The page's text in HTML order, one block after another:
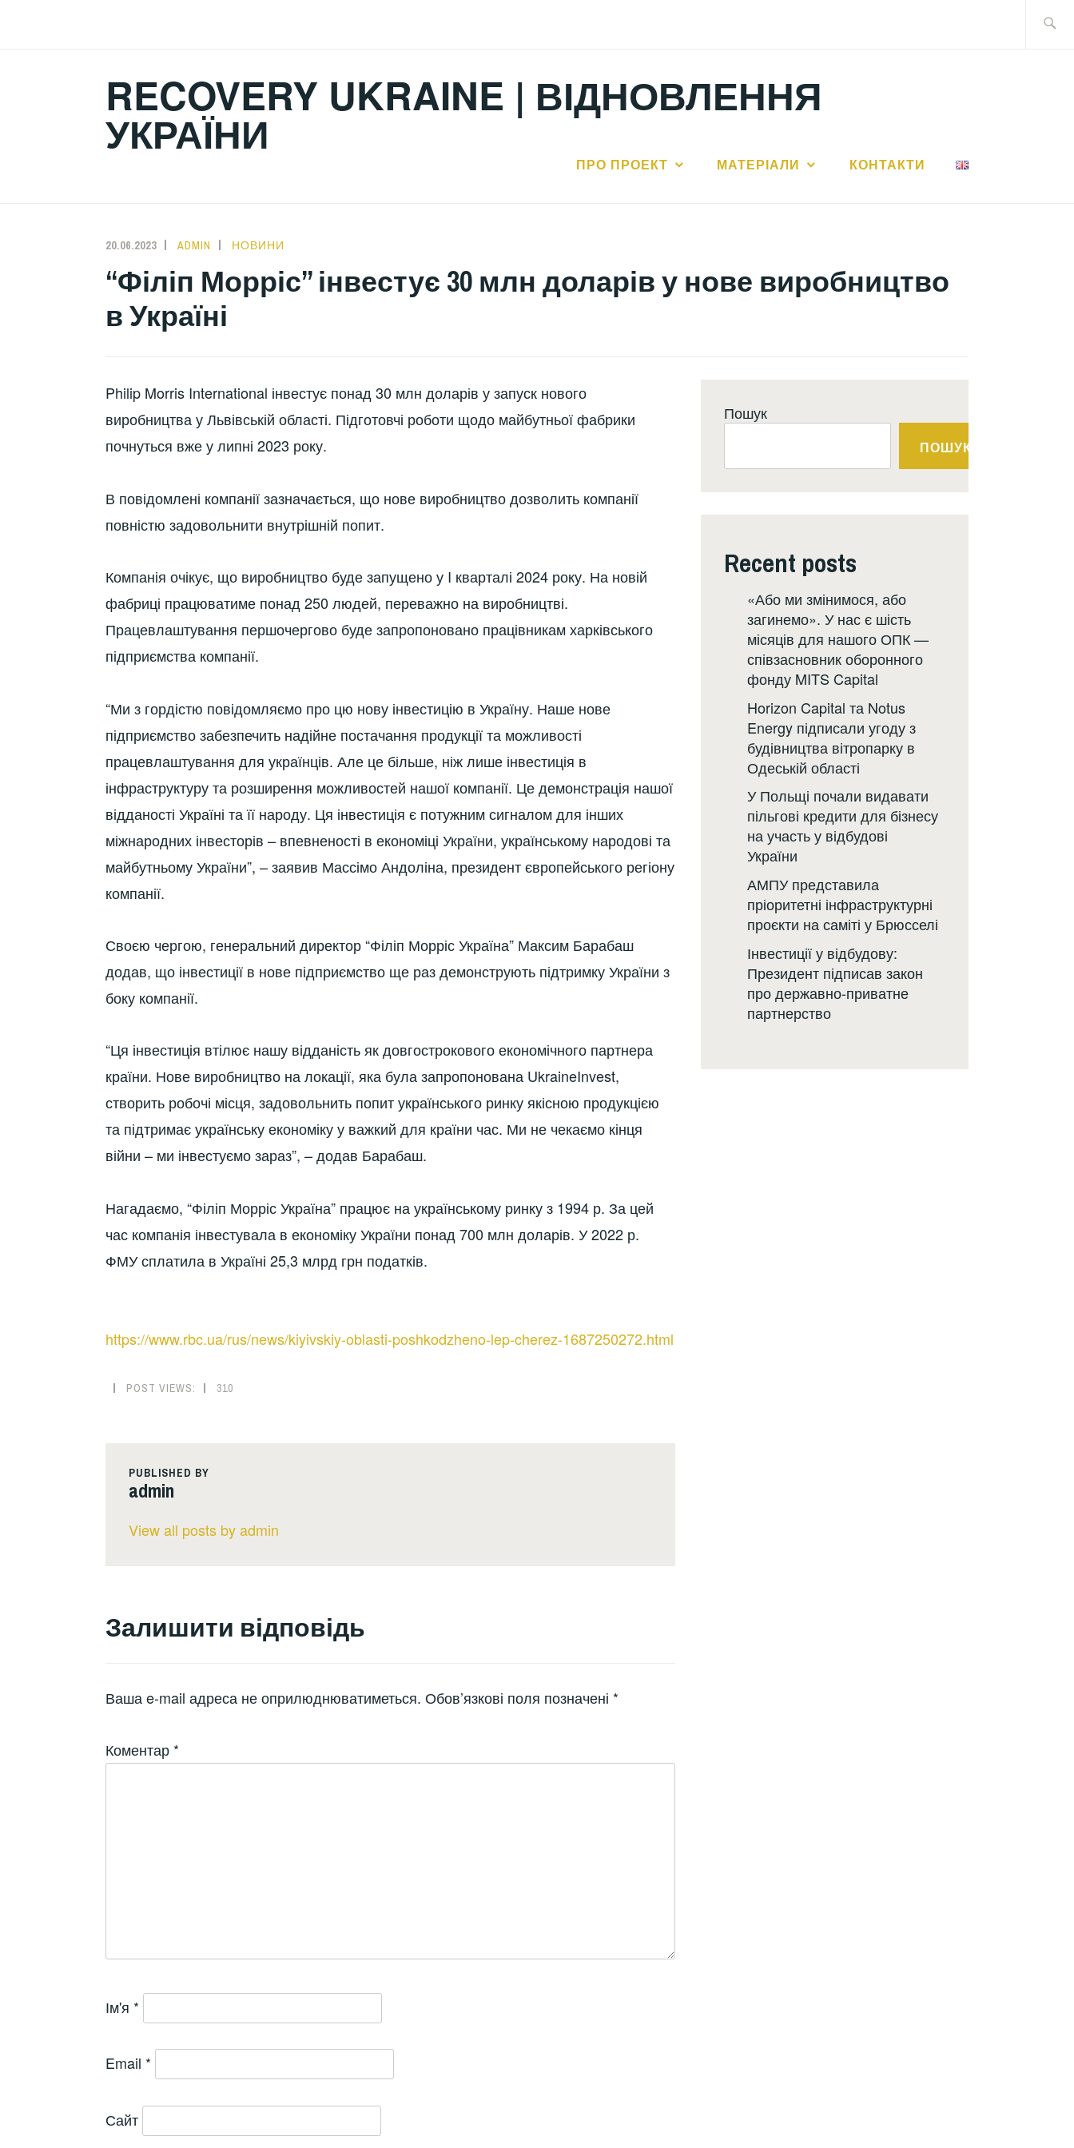
RECOVERY UKRAINE | ВІДНОВЛЕННЯ
УКРАЇНИ
ПРО ПРОЕКТ МАТЕРІАЛИ КОНТАКТИ
20.06.2023 ADMIN НОВИНИ
“Філіп Морріс” інвестує 30 млн доларів у нове виробництво
в Україні
Philip Morris International інвестує понад 30 млн доларів у запуск нового
виробництва у Львівській області. Підготовчі роботи щодо майбутньої фабрики
почнуться вже у липні 2023 року.
В повідомлені компанії зазначається, що нове виробництво дозволить компанії
повністю задовольнити внутрішній попит.
Компанія очікує, що виробництво буде запущено у I кварталі 2024 року. На новій
фабриці працюватиме понад 250 людей, переважно на виробництві.
Працевлаштування першочергово буде запропоновано працівникам харківського
підприємства компанії.
“Ми з гордістю повідомляємо про цю нову інвестицію в Україну. Наше нове
підприємство забезпечить надійне постачання продукції та можливості
працевлаштування для українців. Але це більше, ніж лише інвестиція в
інфраструктуру та розширення можливостей нашої компанії. Це демонстрація нашої
відданості Україні та її народу. Ця інвестиція є потужним сигналом для інших
міжнародних інвесторів – впевненості в економіці України, українському народові та
майбутньому України”, – заявив Массімо Андоліна, президент європейського регіону
компанії.
Своєю чергою, генеральний директор “Філіп Морріс Україна” Максим Барабаш
додав, що інвестиції в нове підприємство ще раз демонструють підтримку України з
боку компанії.
“Ця інвестиція втілює нашу відданість як довгострокового економічного партнера
країни. Нове виробництво на локації, яка була запропонована UkraineInvest,
створить робочі місця, задовольнить попит українського ринку якісною продукцією
та підтримає українську економіку у важкий для країни час. Ми не чекаємо кінця
війни – ми інвестуємо зараз”, – додав Барабаш.
Нагадаємо, “Філіп Морріс Україна” працює на українському ринку з 1994 р. За цей
час компанія інвестувала в економіку України понад 700 млн доларів. У 2022 р.
ФМУ сплатила в Україні 25,3 млрд грн податків.
https://www.rbc.ua/rus/news/kiyivskiy-oblasti-poshkodzheno-lep-cherez-1687250272.html
POST VIEWS: 310
PUBLISHED BY
admin
View all posts by admin
Залишити відповідь
Ваша e-mail адреса не оприлюднюватиметься. Обов’язкові поля позначені *
Коментар *
Ім'я *
Email *
Сайт
Пошук
ПОШУК
Recent posts
«Або ми змінимося, або
загинемо». У нас є шість
місяців для нашого ОПК —
співзасновник оборонного
фонду MITS Capital
Horizon Capital та Notus
Energy підписали угоду з
будівництва вітропарку в
Одеській області
У Польщі почали видавати
пільгові кредити для бізнесу
на участь у відбудові
України
АМПУ представила
пріоритетні інфраструктурні
проєкти на саміті у Брюсселі
Інвестиції у відбудову:
Президент підписав закон
про державно-приватне
партнерство